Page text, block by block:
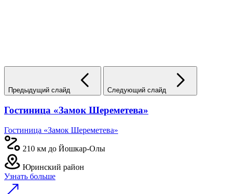
Предыдущий слайд Следующий слайд
Гостиница «Замок Шереметева»
Гостиница «Замок Шереметева»
210 км до Йошкар-Олы
Юринский район
Узнать больше